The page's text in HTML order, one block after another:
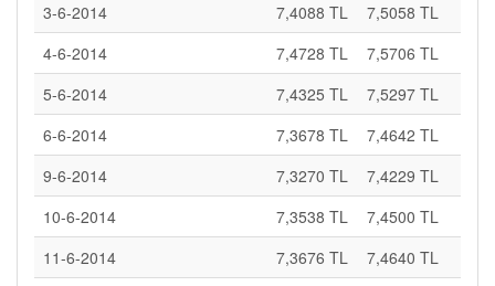
3-6-2014
7,4088 TL
7,5058 TL
4-6-2014
7,4728 TL
7,5706 TL
5-6-2014
7,4325 TL
7,5297 TL
6-6-2014
7,3678 TL
7,4642 TL
9-6-2014
7,3270 TL
7,4229 TL
10-6-2014
7,3538 TL
7,4500 TL
11-6-2014
7,3676 TL
7,4640 TL